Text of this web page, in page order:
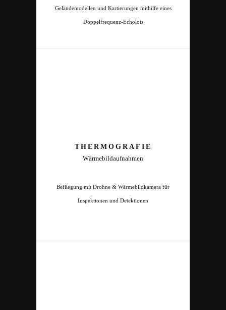
Geländemodellen und Kartierungen mithilfe eines
Doppelfrequenz-Echolots
THERMOGRAFIE
Wärmebildaufnahmen
Befliegung mit Drohne & Wärmebildkamera für
Inspektionen und Detektionen